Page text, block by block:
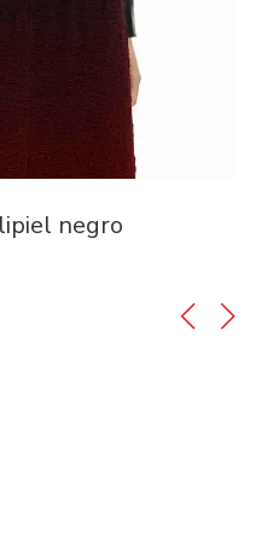
negro